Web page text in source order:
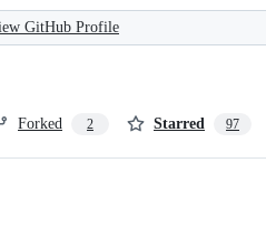
GitHub Profile
Forked 2 Starred 97